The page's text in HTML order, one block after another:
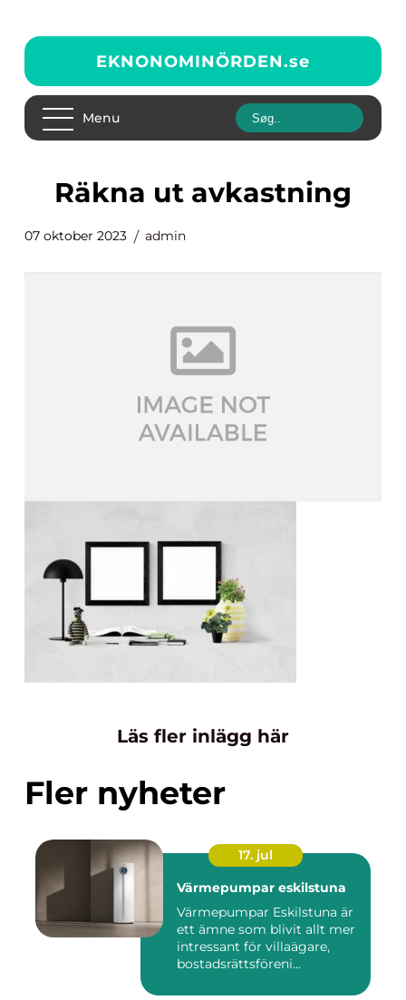
EKNONOMINÖRDEN.se
Menu
räkna ut avkastning
07 oktober 2023 admin
Läs fler inlägg här
Fler nyheter
17. jul
Värmepumpar eskilstuna
Värmepumpar Eskilstuna är
ett ämne som blivit allt mer
intressant för villaägare,
bostadsrättsföreni...